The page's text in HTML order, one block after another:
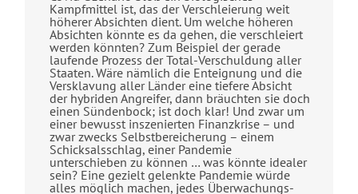
Kampfmittel ist, das der Verschleierung weit
höherer Absichten dient. Um welche höheren
Absichten könnte es da gehen, die verschleiert
werden könnten? Zum Beispiel der gerade
laufende Prozess der Total-Verschuldung aller
Staaten. Wäre nämlich die Enteignung und die
Versklavung aller Länder eine tiefere Absicht
der hybriden Angreifer, dann bräuchten sie doch
einen Sündenbock; ist doch klar! Und zwar um
einer bewusst inszenierten Finanzkrise – und
zwar zwecks Selbstbereicherung – einem
Schicksalsschlag, einer Pandemie
unterschieben zu können … was könnte idealer
sein? Eine gezielt gelenkte Pandemie würde
alles möglich machen, jedes Überwachungs-